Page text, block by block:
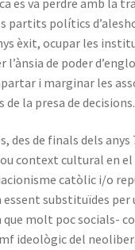
partits polítics
èxit, ocupar les
l’ànsia de poder
i marginar les
la presa de decisions.
des de finals dels anys
context cultural en el
catòlic i/o
essent substituïdes per
molt poc socials-
ideològic del